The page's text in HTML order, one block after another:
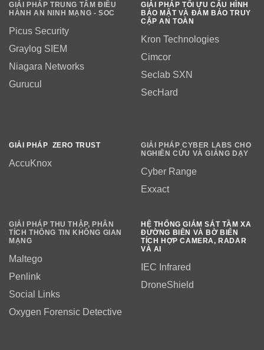
GIẢI PHÁP TRUNG TÂM ĐIỀU
HÀNH AN NINH MẠNG - SOC
Picus Security
Graylog SIEM
Niagara Networks
Gurucul
GIẢI PHÁP TỐI ƯU CẤU HÌNH
BẢO MẬT VÀ ĐẢM BẢO TRUY
CẬP AN TOÀN
Kron Technologies
Cimcor
Seclab SXN
SecHard
GIẢI PHÁP ZERO TRUST
AccuKnox
GIẢI PHÁP CYBER LABS CHO
NGHIÊN CỨU VÀ GIẢNG DẠY
Cyber Range
Exxact
GIẢI PHÁP THU THẬP, PHÂN
TÍCH THÔNG TIN KHÔNG GIAN
MẠNG
Maltego
Penlink
Social Links
Oxygen Forensic Detective
HỆ THỐNG GIÁM SÁT TẦM XA
ĐƯỜNG BIÊN VÀ BỜ BIỂN
TÍCH HỢP CAMERA, RADAR
VÀ AI
IEC Infrared
DroneShield